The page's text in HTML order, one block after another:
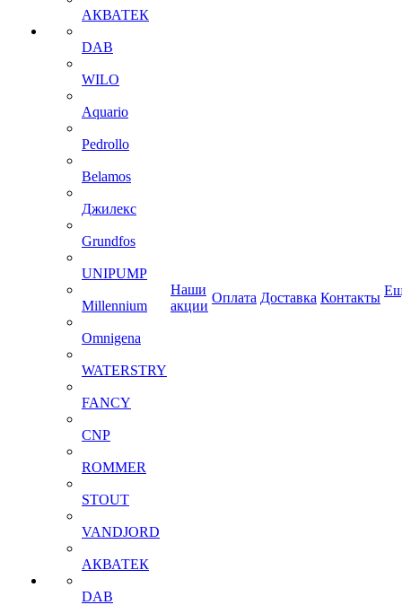
АКВАТЕК
DAB
WILO
Aquario
Pedrollo
Belamos
Джилекс
Grundfos
UNIPUMP
Millennium
Omnigena
WATERSTRY
FANCY
CNP
ROMMER
STOUT
VANDJORD
АКВАТЕК
DAB
Наши
акции
Оплата Доставка Контакты